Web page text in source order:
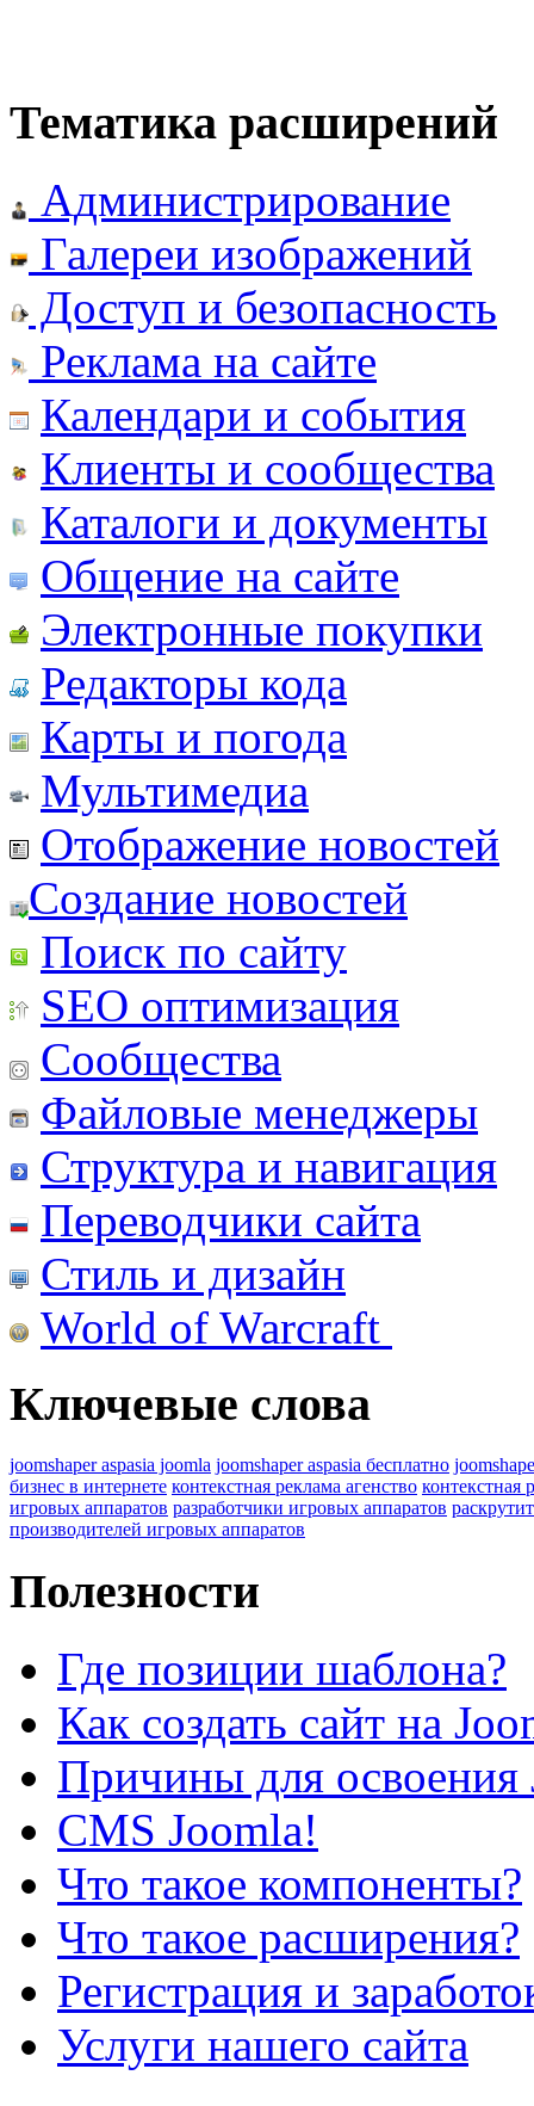
Тематика расширений
Администрирование
Галереи изображений
Доступ и безопасность
Реклама на сайте
Календари и события
Клиенты и сообщества
Каталоги и документы
Общение на сайте
Электронные покупки
Редакторы кода
Карты и погода
Мультимедиа
Отображение новостей
Создание новостей
Поиск по сайту
SEO оптимизация
Сообщества
Файловые менеджеры
Структура и навигация
Переводчики сайта
Стиль и дизайн
World of Warcraft
Ключевые слова
joomshaper aspasia joomla joomshaper aspasia бесплатно
бизнес в интернете контекстная реклама агенство контекстная
игровых аппаратов разработчики игровых аппаратов
производителей игровых аппаратов
Полезности
Где позиции шаблона?
Как создать сайт на
Причины для освоения
CMS Joomla!
Что такое компоненты?
Что такое расширения?
Регистрация и
Услуги нашего сайта